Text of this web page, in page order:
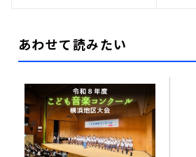
あわせて読みたい